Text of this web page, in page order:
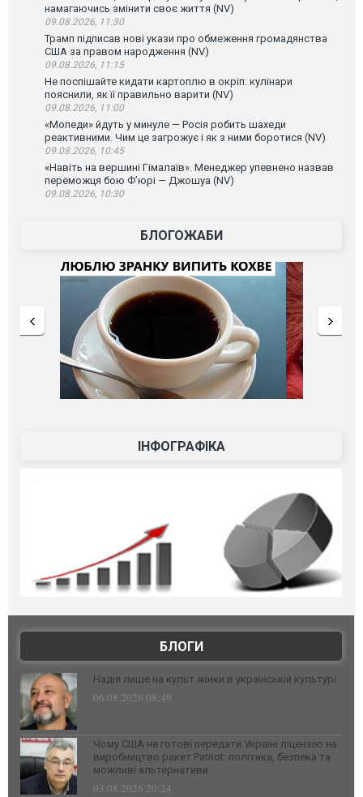
намагаючись змінити своє життя (NV)
09.08.2026, 11:30
Трамп підписав нові укази про обмеження громадянства
США за правом народження (NV)
09.08.2026, 11:15
Не поспішайте кидати картоплю в окріп: кулінари
пояснили, як її правильно варити (NV)
09.08.2026, 11:00
«Мопеди» йдуть у минуле — Росія робить шахеди
реактивними. Чим це загрожує і як з ними боротися (NV)
09.08.2026, 10:45
«Навіть на вершині Гімалаїв». Менеджер упевнено назвав
переможця бою Ф’юрі — Джошуа (NV)
09.08.2026, 10:30
БЛОГОЖАБИ
ІНФОГРАФІКА
БЛОГИ
Надія лише на культ жінки в українській культурі
06.08.2026 08:49
Чому США не готові передати Україні ліцензію на
виробництво ракет Patriot: політика, безпека та
можливі альтернативи
03.08.2026 20:24